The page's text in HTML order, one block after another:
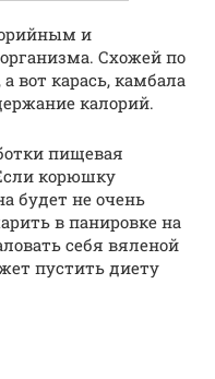
и
Схожей по
вот карась, камбала
калорий.
пищевая
корюшку
будет не очень
в панировке на
себя вяленой
пустить диету